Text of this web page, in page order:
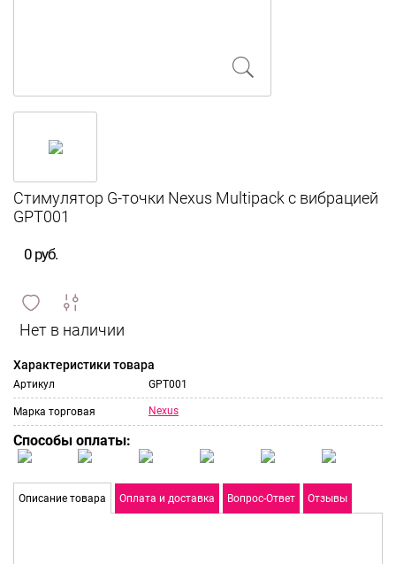
0 руб.
и
сравнить
ИЗБРАННОЕ
Характеристики товара
Артикул GPT001
Марка торговая Nexus
Способы оплаты:
Описание товара Оплата и доставка Вопрос-Ответ Отзывы